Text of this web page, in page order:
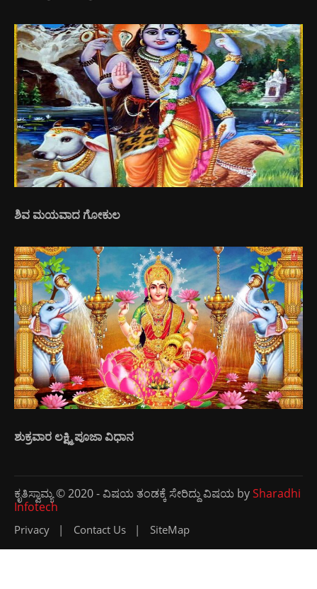
ಶಿವ ಮಯವಾದ ಗೋಕುಲ
ಶುಕ್ರವಾರ ಲಕ್ಷ್ಮಿ ಪೂಜಾ ವಿಧಾನ
ಕೃತಿಸ್ವಾಮ್ಯ © 2020 - ವಿಷಯ ತಂಡಕ್ಕೆ ಸೇರಿದ್ದು ವಿಷಯ bySharadhi
Infotech
Privacy Contact Us SiteMap